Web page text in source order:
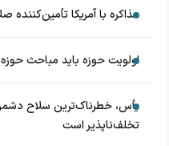
مذاکره با آمریکا
اولویت حوزه باید مباحث
یأس، خطرناک‌ترین سلاح
تخلف‌ناپذیر است